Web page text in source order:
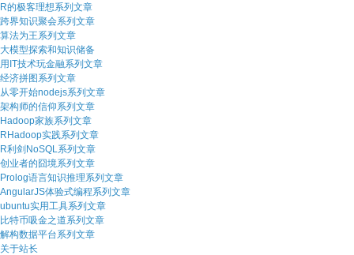
R的极客理想系列文章
跨界知识聚会系列文章
算法为王系列文章
大模型探索和知识储备
用IT技术玩金融系列文章
经济拼图系列文章
从零开始nodejs系列文章
架构师的信仰系列文章
Hadoop家族系列文章
RHadoop实践系列文章
R利剑NoSQL系列文章
创业者的囧境系列文章
Prolog语言知识推理系列文章
AngularJS体验式编程系列文章
ubuntu实用工具系列文章
比特币吸金之道系列文章
解构数据平台系列文章
关于站长